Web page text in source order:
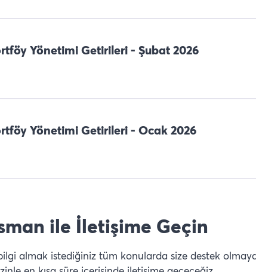
Yönetimi Getirileri - Şubat 2026
Yönetimi Getirileri - Ocak 2026
ile İletişime Geçin
almak istediğiniz tüm konularda size destek